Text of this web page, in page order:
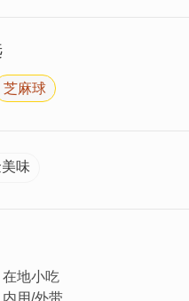
芝麻球
味
地小吃
用/外带